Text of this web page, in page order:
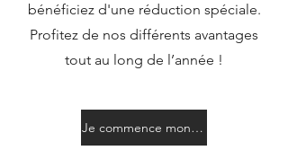
bénéficiez d'une réduction spéciale.
Profitez de nos différents avantages
tout au long de l’année !
Je commence mon shopping